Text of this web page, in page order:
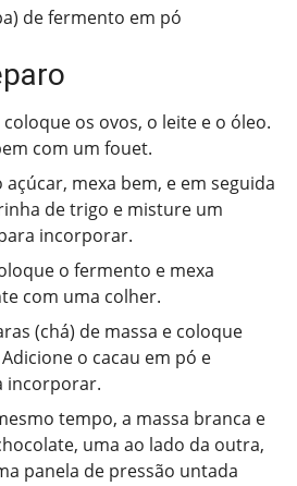
de fermento em pó
os ovos, o leite e o óleo.
com um fouet.
açúcar, mexa bem, e em seguida
de trigo e misture um
incorporar.
o fermento e mexa
com uma colher.
(chá) de massa e coloque
o cacau em pó e
incorporar.
tempo, a massa branca e
uma ao lado da outra,
panela de pressão untada